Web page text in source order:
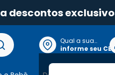
descontos
Qual a sua
localização?
informe seu CEP